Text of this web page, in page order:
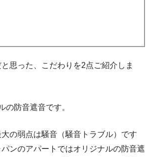
思った、こだわりを2点ご紹介しま
の防音遮音です。
の弱点は騒音（騒音トラブル）です
ンのアパートではオリジナルの防音遮